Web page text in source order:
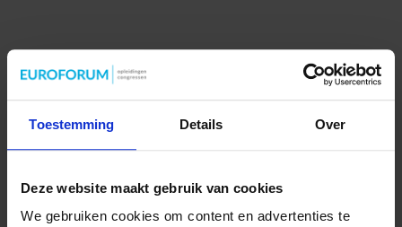
Toestemming Details Over
Deze website maakt gebruik van cookies
We gebruiken cookies om content en advertenties te